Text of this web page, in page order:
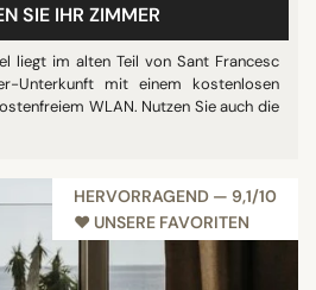
SIE IHR ZIMMER
liegt im alten Teil von Sant Francesc
Unterkunft mit einem kostenlosen
WLAN. Nutzen Sie auch die
HERVORRAGEND — 9,1/10
♥︎ UNSERE FAVORITEN